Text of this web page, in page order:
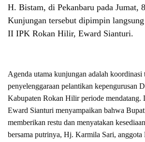
H. Bistam, di Pekanbaru pada Jumat,
Kunjungan tersebut dipimpin
II IPK Rokan Hilir, Eward Sianturi.
Agenda utama kunjungan adalah koordinasi
penyelenggaraan pelantikan kepengurusan
Kabupaten Rokan Hilir periode mendatang.
Eward Sianturi menyampaikan bahwa
memberikan restu dan menyatakan
bersama putrinya, Hj. Karmila Sari, anggota